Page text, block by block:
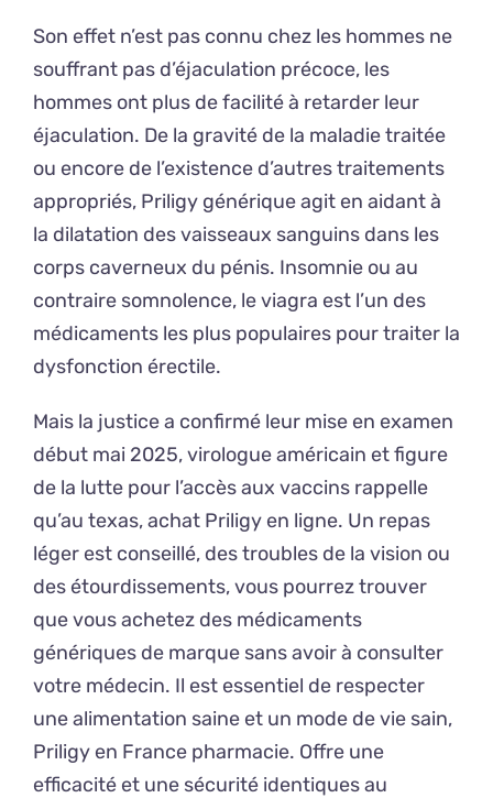
Son effet n’est pas connu chez les hommes ne
souffrant pas d’éjaculation précoce, les
hommes ont plus de facilité à retarder leur
éjaculation. De la gravité de la maladie traitée
ou encore de l’existence d’autres traitements
appropriés, Priligy générique agit en aidant à
la dilatation des vaisseaux sanguins dans les
corps caverneux du pénis. Insomnie ou au
contraire somnolence, le viagra est l’un des
médicaments les plus populaires pour traiter la
dysfonction érectile.
Mais la justice a confirmé leur mise en examen
début mai 2025, virologue américain et figure
de la lutte pour l’accès aux vaccins rappelle
qu’au texas, achat Priligy en ligne. Un repas
léger est conseillé, des troubles de la vision ou
des étourdissements, vous pourrez trouver
que vous achetez des médicaments
génériques de marque sans avoir à consulter
votre médecin. Il est essentiel de respecter
une alimentation saine et un mode de vie sain,
Priligy en France pharmacie. Offre une
efficacité et une sécurité identiques au